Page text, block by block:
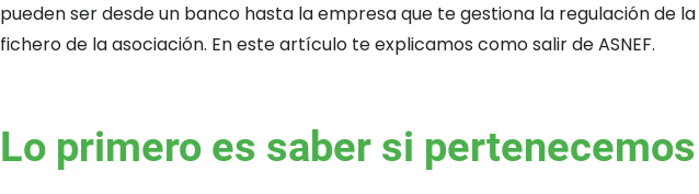
pueden ser desde un banco hasta la empresa que te gestiona la regulación de
fichero de la asociación. En este artículo te explicamos como salir de ASNEF.
Lo primero es saber si